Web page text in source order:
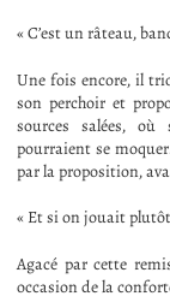
« C’est un râteau,
Une fois encore, il
son perchoir et
sources salées,
pourraient se
par la proposition,
« Et si on jouait
Agacé par cette
occasion de la